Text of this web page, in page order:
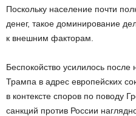
Поскольку население почти
денег, такое доминирование
к внешним факторам.
Беспокойство усилилось после
Трампа в адрес европейских
в контексте споров по поводу
санкций против России